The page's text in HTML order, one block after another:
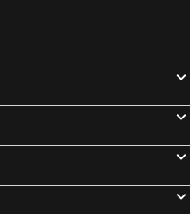
Plaza by Wyndham Bangkok Menam Riverside
ยามสแควร์